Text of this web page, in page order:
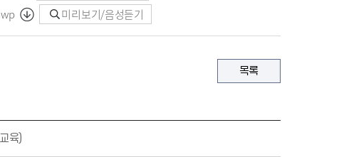
미리보기/음성듣기
목록
육)